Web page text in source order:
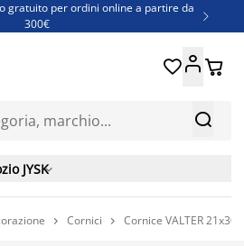
gratuito per ordini online a partire da
300€

| Oltre 1.500 articoli fino al 70%
il piano di rimborso più adatto a te

 
JYSK
 Cornici  Cornice VALTER